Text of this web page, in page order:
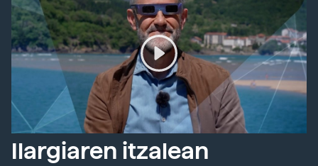
Ilargiaren itzalean